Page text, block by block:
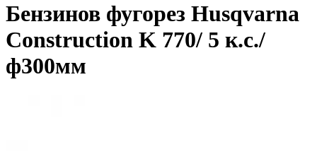
Бензинов фугорез Husqvarna
Construction K 770/ 5 к.с./
ф300мм